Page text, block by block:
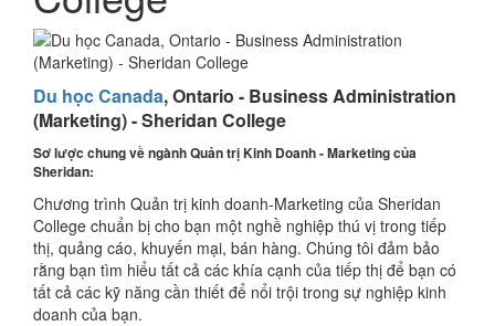
Du học Canada, Ontario - Business Administration
(Marketing) - Sheridan College
Sơ lược chung về ngành Quản trị Kinh Doanh - Marketing của
Sheridan:
Chương trình Quản trị kinh doanh-Marketing của Sheridan
College chuẩn bị cho bạn một nghề nghiệp thú vị trong tiếp
thị, quảng cáo, khuyến mại, bán hàng. Chúng tôi đảm bảo
rằng bạn tìm hiểu tất cả các khía cạnh của tiếp thị để bạn có
tất cả các kỹ năng cần thiết để nổi trội trong sự nghiệp kinh
doanh của bạn.